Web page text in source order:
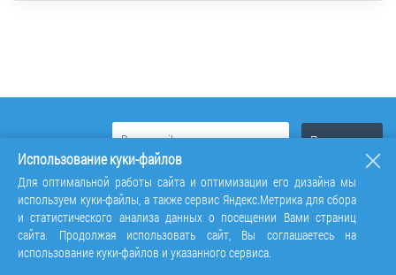
Использование куки-файлов
Для оптимальной работы сайта и оптимизации его дизайна мы
используем куки-файлы, а также сервис Яндекс.Метрика для сбора
и статистического анализа данных о посещении Вами страниц
сайта. Продолжая использовать сайт, Вы соглашаетесь на
использование куки-файлов и указанного сервиса.